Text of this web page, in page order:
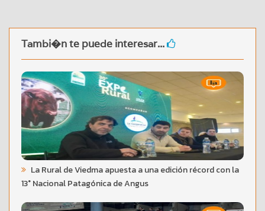
Tambi�n te puede interesar...
La Rural de Viedma apuesta a una edición récord con la
13° Nacional Patagónica de Angus